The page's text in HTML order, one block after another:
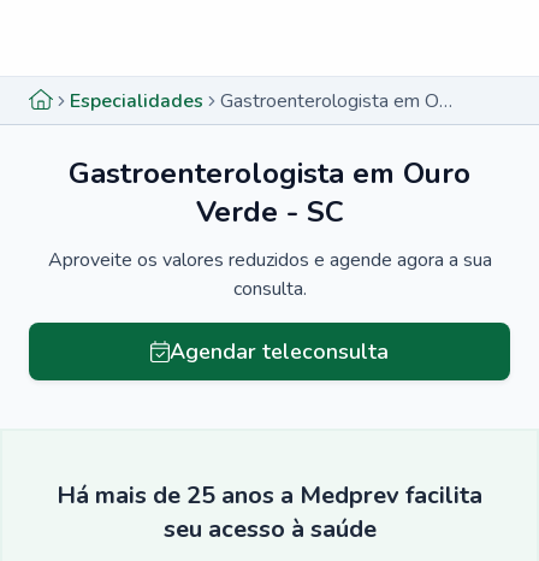
Especialidades Gastroenterologista em Ouro Verde - SC
Gastroenterologista em Ouro
Verde - SC
Aproveite os valores reduzidos e agende agora a sua
consulta.
Agendar teleconsulta
Há mais de 25 anos a Medprev facilita
seu acesso à saúde